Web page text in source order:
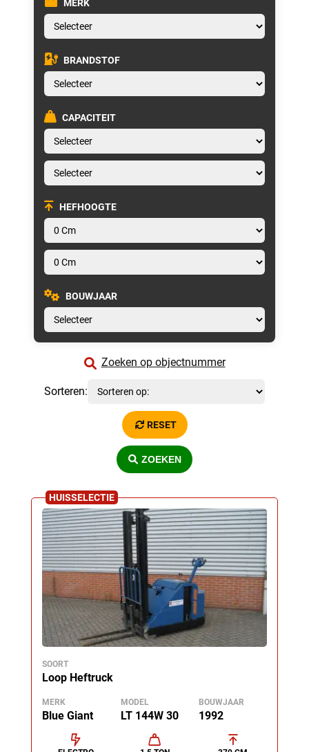
MERK
BRANDSTOF
CAPACITEIT
HEFHOOGTE
BOUWJAAR
Zoeken op objectnummer
Sorteren:
RESET
ZOEKEN
SOORT
Loop Heftruck
MERK
Blue Giant
MODEL
LT 144W 30
BOUWJAAR
1992